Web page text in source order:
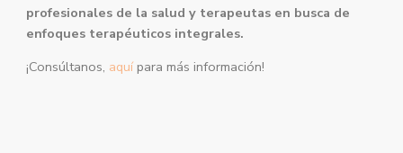
profesionales de la salud y terapeutas en busca de
enfoques terapéuticos integrales.
¡Consúltanos, aquípara más información!